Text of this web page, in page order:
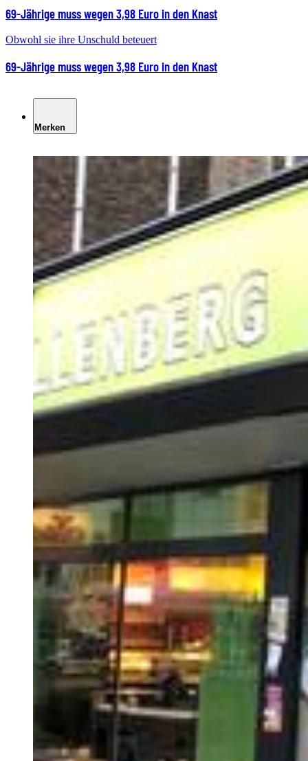
69-Jährige muss wegen 3,98 Euro in den Knast
Obwohl sie ihre Unschuld beteuert
69-Jährige muss wegen 3,98 Euro in den Knast
Merken